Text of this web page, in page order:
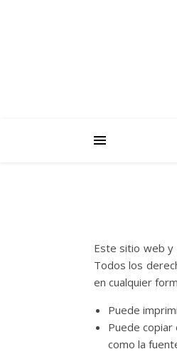
Este sitio web
Todos los
en cualquier
Puede
Puede
como la